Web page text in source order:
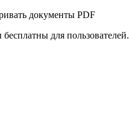
документы PDF
для пользователей.